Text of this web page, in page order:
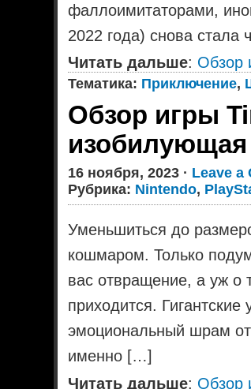
фаллоимитаторами,
2022 года) снова
Читать дальше: Обзор
Тематика: Приключение,
Обзор игры
16 ноября, 2023 · Leave a
Рубрика: Nintendo,
Уменьшиться до
кошмаром. Только
вас отвращение, а уж о
приходится.
эмоциональный шрам от
именно […]
Читать дальше: Обзор